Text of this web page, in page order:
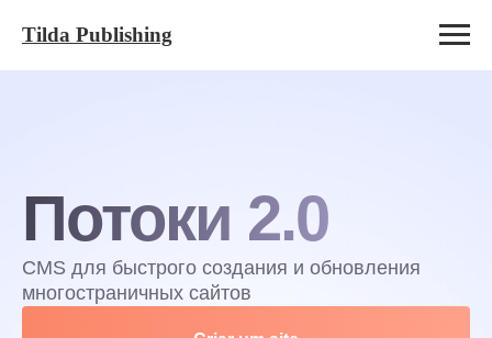
Tilda Publishing
Потоки 2.0
CMS для быстрого создания и обновления
многостраничных сайтов